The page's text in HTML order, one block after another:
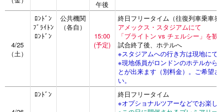
午後
4/25
（土）
ﾛﾝﾄﾞﾝ
ﾌﾞﾗｲﾄﾝ
ﾛﾝﾄﾞﾝ
公共機関
（各自）
15:00
(予定)
終日フリータイム（往復列車乗車
アメックス・スタジアムにて
「ブライトン vs チェルシー」を観
試合終了後、ホテルへ
※スタジアムへの行き方は現地に
※現地係員がロンドンのホテルか
とが出来ます（別料金）。ご希望
い。
ﾛﾝﾄﾞﾝ
終日フリータイム
※オプショナルツアーなどでお楽し